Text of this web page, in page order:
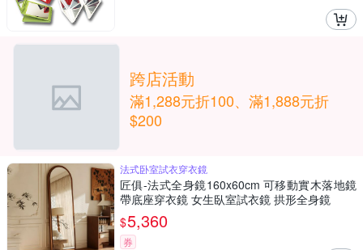
跨店活動
滿1,288元折100、滿1,888元折
$200
法式卧室試衣穿衣鏡
匠俱-法式全身鏡160x60cm 可移動實木落地鏡
帶底座穿衣鏡 女生臥室試衣鏡 拱形全身鏡
$5,360
券